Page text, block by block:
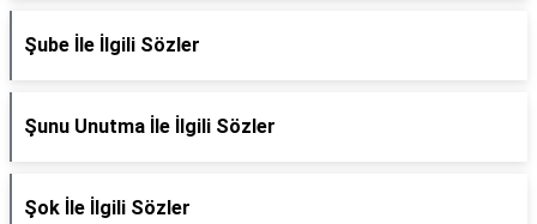
Şube İle İlgili Sözler
Şunu Unutma İle İlgili Sözler
Şok İle İlgili Sözler